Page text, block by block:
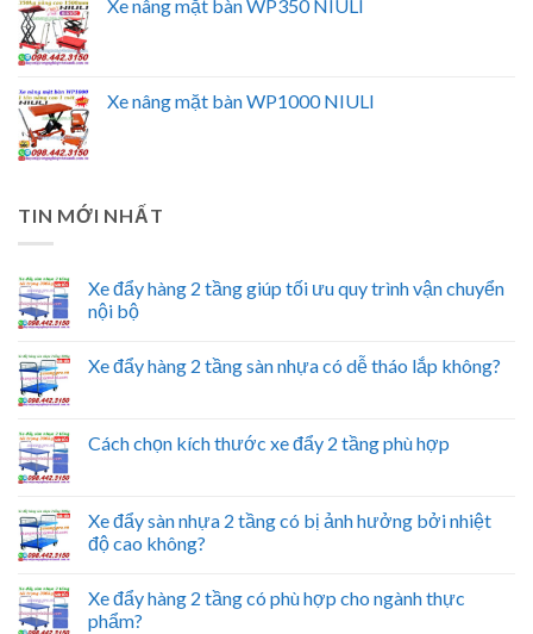
Xe nâng mặt bàn WP350 NIULI
Xe nâng mặt bàn WP1000 NIULI
TIN MỚI NHẤT
Xe đẩy hàng 2 tầng giúp tối ưu quy trình vận chuyển
nội bộ
Xe đẩy hàng 2 tầng sàn nhựa có dễ tháo lắp không?
Cách chọn kích thước xe đẩy 2 tầng phù hợp
Xe đẩy sàn nhựa 2 tầng có bị ảnh hưởng bởi nhiệt
độ cao không?
Xe đẩy hàng 2 tầng có phù hợp cho ngành thực
phẩm?